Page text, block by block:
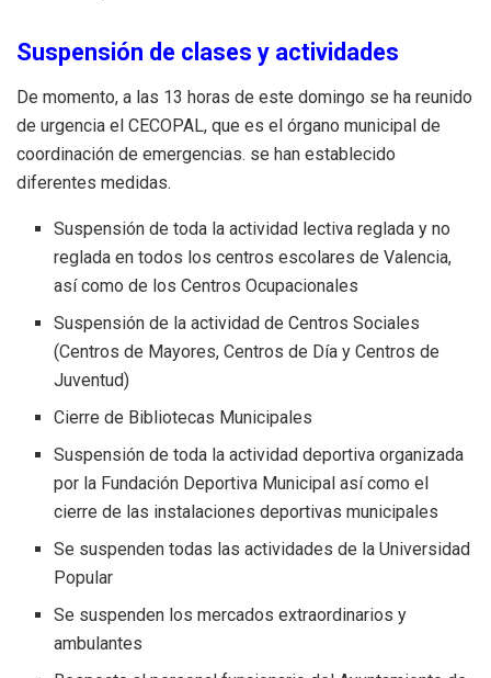
Suspensión de clases y actividades
De momento, a las 13 horas de este domingo se ha reunido
de urgencia el CECOPAL, que es el órgano municipal de
coordinación de emergencias. se han establecido
diferentes medidas.
Suspensión de toda la actividad lectiva reglada y no
reglada en todos los centros escolares de Valencia,
así como de los Centros Ocupacionales
Suspensión de la actividad de Centros Sociales
(Centros de Mayores, Centros de Día y Centros de
Juventud)
Cierre de Bibliotecas Municipales
Suspensión de toda la actividad deportiva organizada
por la Fundación Deportiva Municipal así como el
cierre de las instalaciones deportivas municipales
Se suspenden todas las actividades de la Universidad
Popular
Se suspenden los mercados extraordinarios y
ambulantes